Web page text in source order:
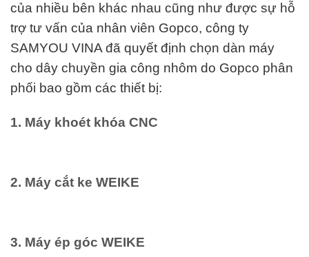
của nhiều bên khác nhau cũng như được sự hỗ
trợ tư vấn của nhân viên Gopco, công ty
SAMYOU VINA đã quyết định chọn dàn máy
cho dây chuyền gia công nhôm do Gopco phân
phối bao gồm các thiết bị:
1. Máy khoét khóa CNC
2. Máy cắt ke WEIKE
3. Máy ép góc WEIKE